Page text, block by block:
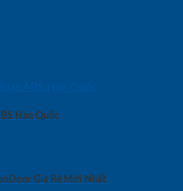
Hàn Quốc
Gía Rẻ Mới Nhất